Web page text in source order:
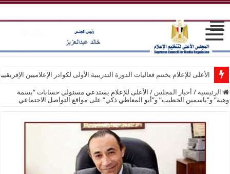
الأعلى للإعلام يختتم فعاليات الدورة التدريبية الأولى لكوادر الإعلاميين
الرئيسية / أخبار المجلس / الأعلى للإعلام يستدعي مسئولي حسابات “بسمة
وهبة” و”ياسمين الخطيب” و”أبو المعاطي ذكي” على مواقع التواصل الاجتماعي